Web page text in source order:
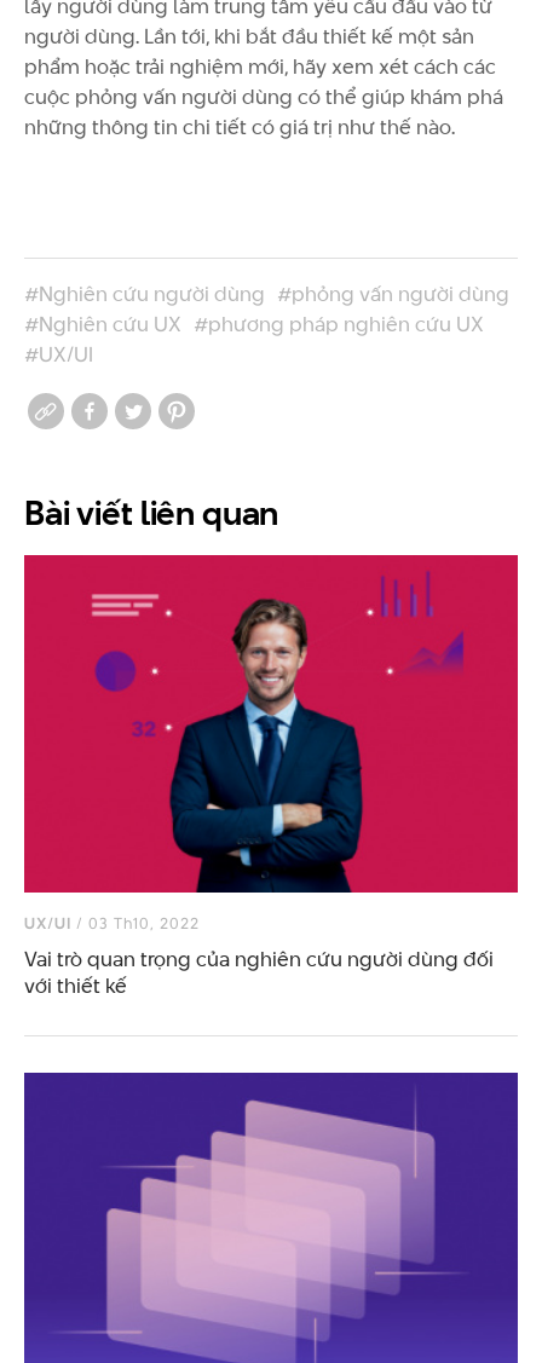
người dùng. Lần tới, khi bắt đầu thiết kế một sản
phẩm hoặc trải nghiệm mới, hãy xem xét cách các
cuộc phỏng vấn người dùng có thể giúp khám phá
những thông tin chi tiết có giá trị như thế nào.
#Nghiên cứu người dùng #phỏng vấn người dùng
#Nghiên cứu UX #phương pháp nghiên cứu UX
#UX/UI
Bài viết liên quan
UX/UI / 03 Th10, 2022
Vai trò quan trọng của nghiên cứu người dùng đối
với thiết kế